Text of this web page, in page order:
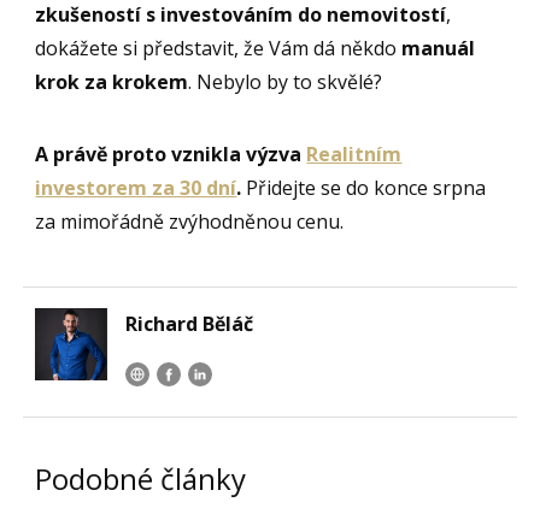
zkušeností s investováním do nemovitostí,
dokážete si představit, že Vám dá někdo manuál
krok za krokem. Nebylo by to skvělé?
A právě proto vznikla výzva Realitním
investorem za 30 dní. Přidejte se do konce srpna
za mimořádně zvýhodněnou cenu.
Richard Běláč
Podobné články